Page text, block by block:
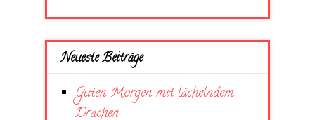
Neueste Beiträge
Guten Morgen mit lächelndem
Drachen